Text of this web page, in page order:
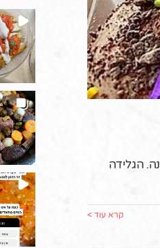
בננה. הגלידה
קרא עוד >